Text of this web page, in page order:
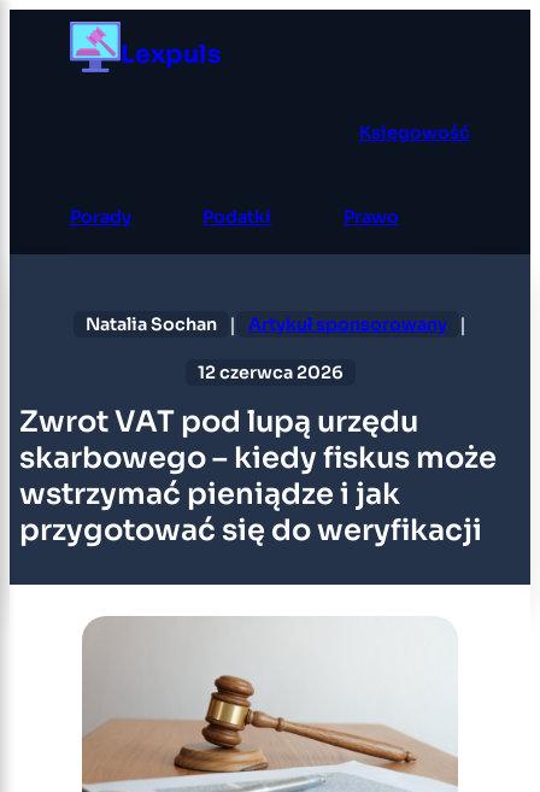
Przejdź
Lexpuls
Księgowość
Porady Podatki Prawo
Natalia Sochan | Artykuł sponsorowany |
12 czerwca 2026
Zwrot VAT pod lupą urzędu
skarbowego – kiedy fiskus może
wstrzymać pieniądze i jak
przygotować się do weryfikacji